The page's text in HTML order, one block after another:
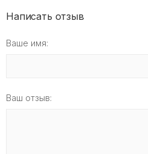
Написать отзыв
Ваше имя:
Ваш отзыв: